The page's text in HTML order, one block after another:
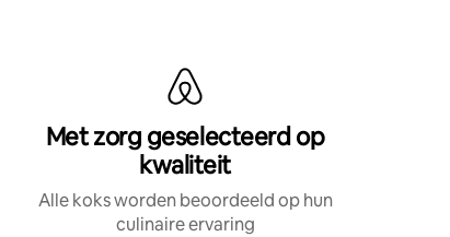
Met zorg geselecteerd op
kwaliteit
Alle koks worden beoordeeld op hun
culinaire ervaring